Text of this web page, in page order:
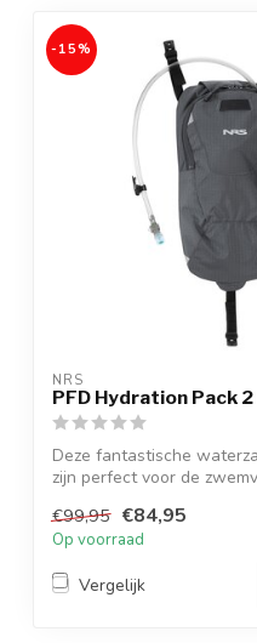
-15%
NRS
PFD Hydration Pack
Deze fantastische
zijn perfect voor de
€99,95 €84,95
Op voorraad
Vergelijk